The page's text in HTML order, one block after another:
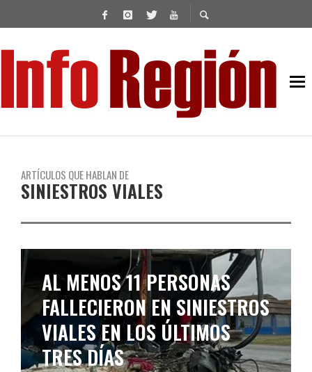
ARTÍCULOS QUE HABLAN DE
SINIESTROS VIALES
AL MENOS 11 PERSONAS
FALLECIERON EN SINIESTROS
VIALES EN LOS ÚLTIMOS
TRES DÍAS